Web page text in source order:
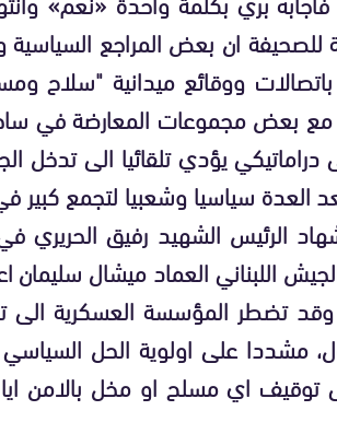
للصحيفة ان بعض المراجع
ووقائع ميدانية "سلاح
مع بعض مجموعات المعارضة في
دراماتيكي يؤدي تلقائيا الى
العدة سياسيا وشعبيا لتجمع
الرئيس الشهيد رفيق الحريري
اللبناني العماد ميشال سليمان
وقد تضطر المؤسسة العسكرية الى
مشددا على اولوية الحل السياسي
اي مسلح او مخل بالامن